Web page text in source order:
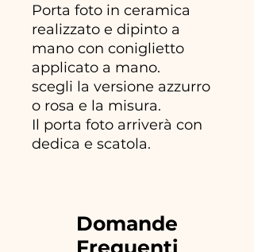
Porta foto in ceramica
realizzato e dipinto a
mano con coniglietto
applicato a mano.
scegli la versione azzurro
o rosa e la misura.
Il porta foto arriverà con
dedica e scatola.
Domande
Frequenti